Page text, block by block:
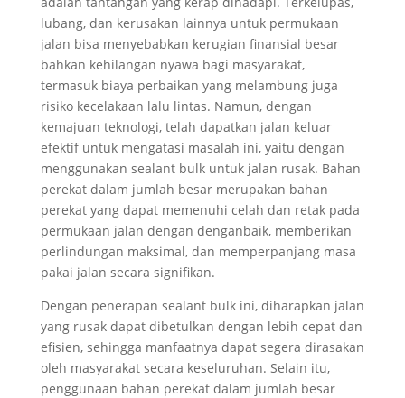
lubang, dan kerusakan lainnya untuk permukaan
jalan bisa menyebabkan kerugian finansial besar
bahkan kehilangan nyawa bagi masyarakat,
termasuk biaya perbaikan yang melambung juga
risiko kecelakaan lalu lintas. Namun, dengan
kemajuan teknologi, telah dapatkan jalan keluar
efektif untuk mengatasi masalah ini, yaitu dengan
menggunakan sealant bulk untuk jalan rusak. Bahan
perekat dalam jumlah besar merupakan bahan
perekat yang dapat memenuhi celah dan retak pada
permukaan jalan dengan denganbaik, memberikan
perlindungan maksimal, dan memperpanjang masa
pakai jalan secara signifikan.
Dengan penerapan sealant bulk ini, diharapkan jalan
yang rusak dapat dibetulkan dengan lebih cepat dan
efisien, sehingga manfaatnya dapat segera dirasakan
oleh masyarakat secara keseluruhan. Selain itu,
penggunaan bahan perekat dalam jumlah besar